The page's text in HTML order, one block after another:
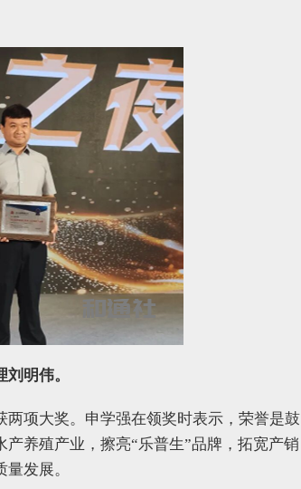
明伟。
项大奖。申学强在领奖时表示，荣誉是鼓
养殖产业，擦亮“乐普生”品牌，拓宽产销
发展。